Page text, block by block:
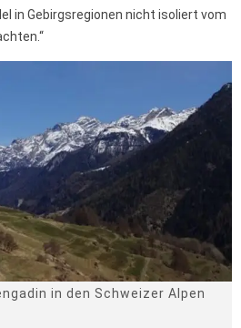
in Gebirgsregionen nicht isoliert vom
in den Schweizer Alpen